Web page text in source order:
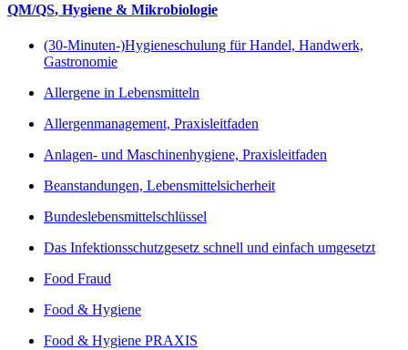
QM/QS, Hygiene & Mikrobiologie
(30-Minuten-)Hygieneschulung für Handel, Handwerk,
Gastronomie
Allergene in Lebensmitteln
Allergenmanagement, Praxisleitfaden
Anlagen- und Maschinenhygiene, Praxisleitfaden
Beanstandungen, Lebensmittelsicherheit
Bundeslebensmittelschlüssel
Das Infektionsschutzgesetz schnell und einfach umgesetzt
Food Fraud
Food & Hygiene
Food & Hygiene PRAXIS